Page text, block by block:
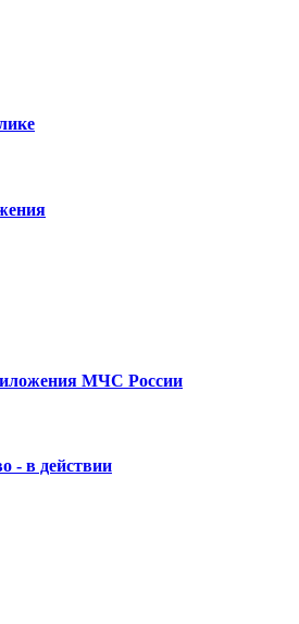
МЧС России
- в действии